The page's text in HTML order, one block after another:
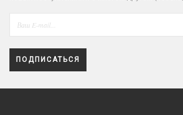
ПОДПИСАТЬСЯ